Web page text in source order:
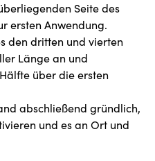
Seite des
ersten Anwendung.
den dritten und vierten
Länge an und
über die ersten
abschließend gründlich,
und es an Ort und